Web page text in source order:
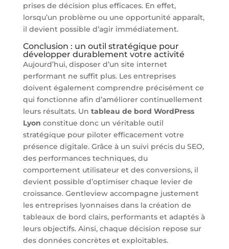
prises de décision plus efficaces. En effet,
lorsqu’un problème ou une opportunité apparaît,
il devient possible d’agir immédiatement.
Conclusion : un outil stratégique pour
développer durablement votre activité
Aujourd’hui, disposer d’un site internet
performant ne suffit plus. Les entreprises
doivent également comprendre précisément ce
qui fonctionne afin d’améliorer continuellement
leurs résultats. Un tableau de bord WordPress
Lyon constitue donc un véritable outil
stratégique pour piloter efficacement votre
présence digitale. Grâce à un suivi précis du SEO,
des performances techniques, du
comportement utilisateur et des conversions, il
devient possible d’optimiser chaque levier de
croissance. Gentleview accompagne justement
les entreprises lyonnaises dans la création de
tableaux de bord clairs, performants et adaptés à
leurs objectifs. Ainsi, chaque décision repose sur
des données concrètes et exploitables.